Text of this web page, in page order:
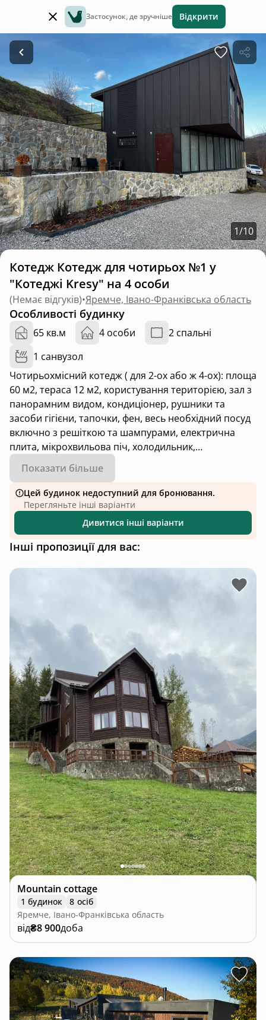
Застосунок, де зручніше Відкрити
1/10
Котедж Котедж для чотирьох №1 у
"Котеджі Kresy" на 4 особи
(Немає відгуків)•Яремче, Івано-Франківська область
Особливості будинку
65 кв.м 4 особи
2 спальні
1 санвузол
Чотирьохмісний котедж ( для 2-ох або ж 4-ох): площа
60 м2, тераса 12 м2, користування територією, зал з
панорамним видом, кондиціонер, рушники та
засоби гігієни, тапочки, фен, весь необхідний посуд
включно з решіткою та шампурами, електрична
плита, мікрохвильова піч, холодильник,
електрочайник, зона барбекю, інтернет та блютуз
колонка)
Показати більше
Цей будинок недоступний для бронювання.
Перегляньте інші варіанти
Дивитися інші варіанти
Інші пропозиції для вас:
Mountain cottage
1 будинок
8 осіб
Яремче, Івано-Франківська область
від₴8 900доба